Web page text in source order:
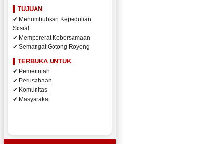
TUJUAN
✔ Menumbuhkan Kepedulian
Sosial
✔ Mempererat Kebersamaan
✔ Semangat Gotong Royong
TERBUKA UNTUK
✔ Pemerintah
✔ Perusahaan
✔ Komunitas
✔ Masyarakat